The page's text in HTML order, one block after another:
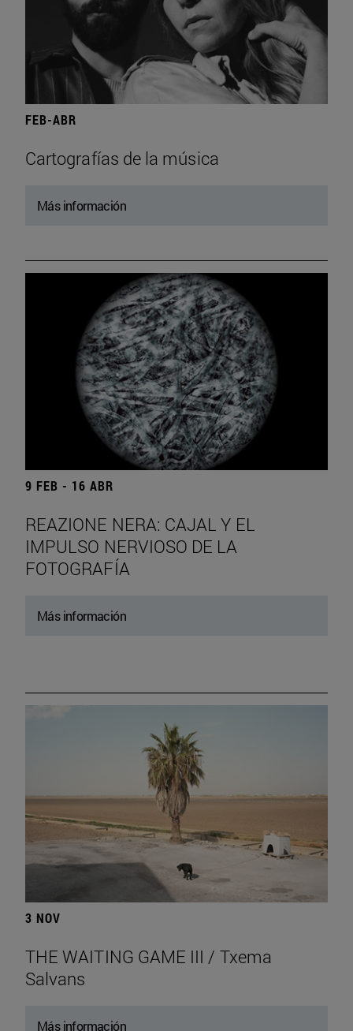
FEB-ABR
Cartografías de la música
Más información
9 FEB - 16 ABR
REAZIONE NERA: CAJAL Y EL
IMPULSO NERVIOSO DE LA
FOTOGRAFÍA
Más información
3 NOV
THE WAITING GAME III / Txema
Salvans
Más información